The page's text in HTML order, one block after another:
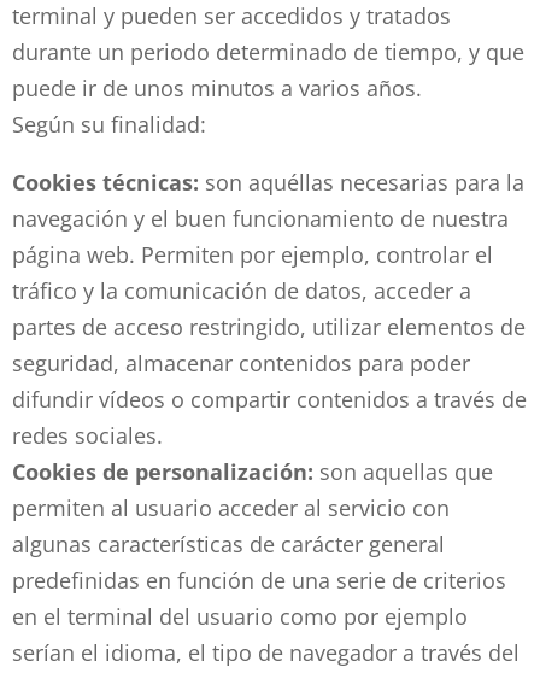
terminal y pueden ser accedidos y tratados
durante un periodo determinado de tiempo, y que
puede ir de unos minutos a varios años.
Según su finalidad:
Cookies técnicas: son aquéllas necesarias para la
navegación y el buen funcionamiento de nuestra
página web. Permiten por ejemplo, controlar el
tráfico y la comunicación de datos, acceder a
partes de acceso restringido, utilizar elementos de
seguridad, almacenar contenidos para poder
difundir vídeos o compartir contenidos a través de
redes sociales.
Cookies de personalización: son aquellas que
permiten al usuario acceder al servicio con
algunas características de carácter general
predefinidas en función de una serie de criterios
en el terminal del usuario como por ejemplo
serían el idioma, el tipo de navegador a través del